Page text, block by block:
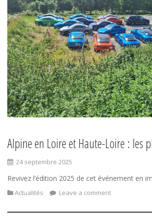
Alpine en Loire et Haute-Loire : les
24 septembre 2025
Revivez l’édition 2025 de cet événement en
Actualités Leave a comment